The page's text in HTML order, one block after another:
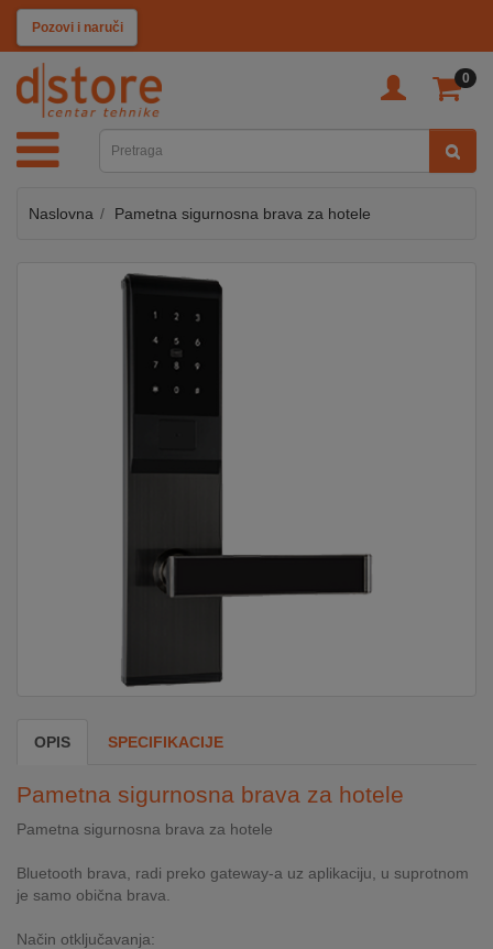
Pozovi i naruči
0
KATEGORIJE
TV
SAT
MOBILNI
KLIMATIZACIJA
PC
GAME
Naslovna Pametna sigurnosna brava za hotele
OPIS SPECIFIKACIJE
Pametna sigurnosna brava za hotele
Pametna sigurnosna brava za hotele
Bluetooth brava, radi preko gateway-a uz aplikaciju, u suprotnom
je samo obična brava.
Način otključavanja: